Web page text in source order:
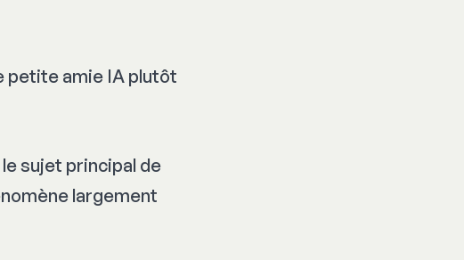
petite amie IA plutôt
sujet principal de
largement